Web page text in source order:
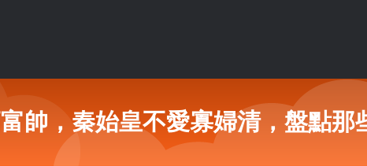
帥，秦始皇不愛寡婦清，盤點那